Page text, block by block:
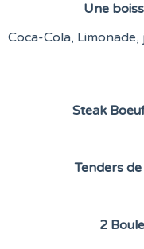
Une
Coca-Cola, Limonade,
Steak
Tenders
2